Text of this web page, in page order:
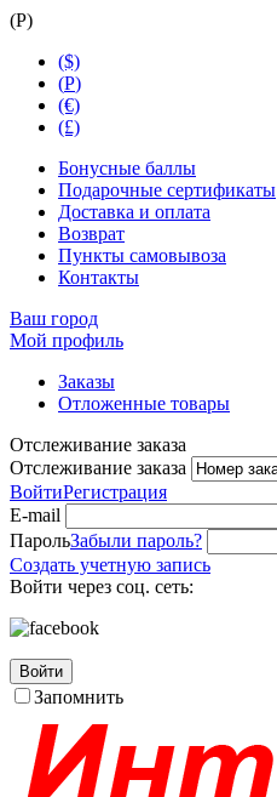
(Р)
($)
(Р)
(€)
(£)
Бонусные баллы
Подарочные сертификаты
Доставка и оплата
Возврат
Пункты самовывоза
Контакты
Ваш город
Мой профиль
Заказы
Отложенные товары
Отслеживание заказа
Отслеживание заказа
ВойтиРегистрация
E-mail
ПарольЗабыли пароль?
Создать учетную запись
Войти через соц. сеть:
Войти
Запомнить